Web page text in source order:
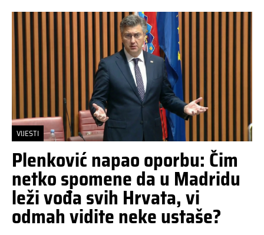
VIJESTI
Plenković napao oporbu: Čim
netko spomene da u Madridu
leži vođa svih Hrvata, vi
odmah vidite neke ustaše?